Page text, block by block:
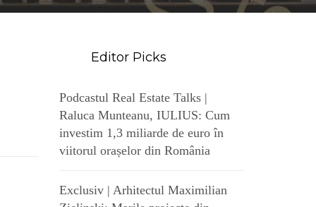
Editor Picks
Podcastul Real Estate Talks |
Raluca Munteanu, IULIUS: Cum
investim 1,3 miliarde de euro în
viitorul orașelor din România
Exclusiv | Arhitectul Maximilian